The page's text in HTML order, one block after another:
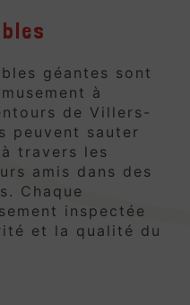
géantes sont
à
de Villers-
peuvent sauter
travers les
amis dans des
Chaque
inspectée
et la qualité du